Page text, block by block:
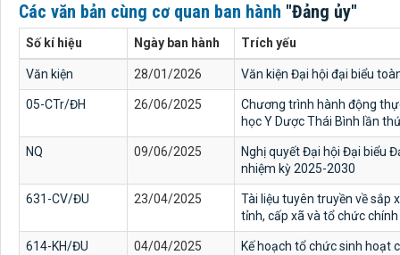
Các văn bản cùng cơ quan ban hành "Đảng ủy"
Số kí hiệu Ngày ban hành Trích yếu
Văn kiện 28/01/2026 Văn kiện Đại hội đại biểu
05-CTr/ĐH 26/06/2025
Chương trình hành động
học Y Dược Thái Bình lần
NQ 09/06/2025
Nghị quyết Đại hội Đại biểu
nhiệm kỳ 2025-2030
631-CV/ĐU 23/04/2025
Tài liệu tuyên truyền về sắp
tỉnh, cấp xã và tổ chức
614-KH/ĐU 04/04/2025
Kế hoạch tổ chức sinh hoạt